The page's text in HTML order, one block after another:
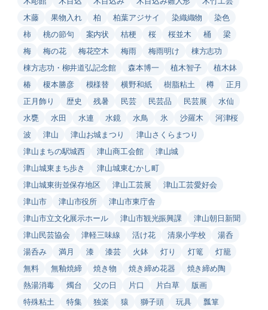
木藤
果物入れ 柏 柏葉アジサイ 染織織物
染色
柿
桃の節句 案内状 桔梗 桜 桜並木 桶
梁
梅
梅の花 梅花空木 梅雨 梅雨明け
棟方志功
棟方志功・柳井道弘記念館
森本博一 植木智子
植木鉢
椿
榎本勝彦 模様替 横野和紙 樹脂粘土 樽
正月
正月飾り
歴史 残暑 民芸 民芸品 民芸展
水仙
水甕
水田 水連 水鏡 水鳥 氷 沙羅木
河津桜
波
津山 津山お城まつり
津山さくらまつり
津山まちの駅城西
津山商工会館
津山城
津山城東まち歩き
津山城東むかし町
津山城東街並保存地区
津山工芸展
津山工芸愛好会
津山市
津山市役所
津山市東庁舎
津山市立文化展示ホール
津山市観光振興課
津山朝日新聞
津山民芸協会
津軽三味線 活け花 清泉小学校
湯呑
湯呑み
満月 漆 漆芸 火鉢 灯り 灯篭
灯籠
無料
無釉焼締 焼き物 焼き締め花器
焼き締め陶
熱湯消毒
燭台 父の日 片口 片白草
版画
特殊粘土
特集 独楽 猿 獅子頭 玩具
瓢箪